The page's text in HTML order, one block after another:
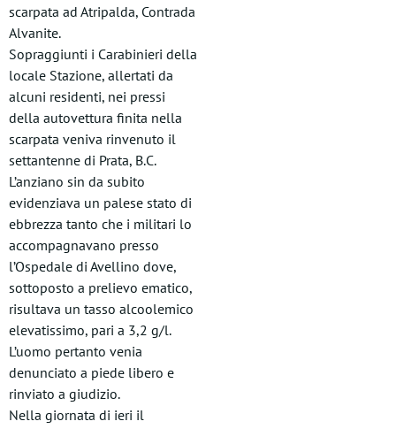
scarpata ad Atripalda, Contrada
Alvanite.
Sopraggiunti i Carabinieri della
locale Stazione, allertati da
alcuni residenti, nei pressi
della autovettura finita nella
scarpata veniva rinvenuto il
settantenne di Prata, B.C.
L’anziano sin da subito
evidenziava un palese stato di
ebbrezza tanto che i militari lo
accompagnavano presso
l’Ospedale di Avellino dove,
sottoposto a prelievo ematico,
risultava un tasso alcoolemico
elevatissimo, pari a 3,2 g/l.
L’uomo pertanto venia
denunciato a piede libero e
rinviato a giudizio.
Nella giornata di ieri il